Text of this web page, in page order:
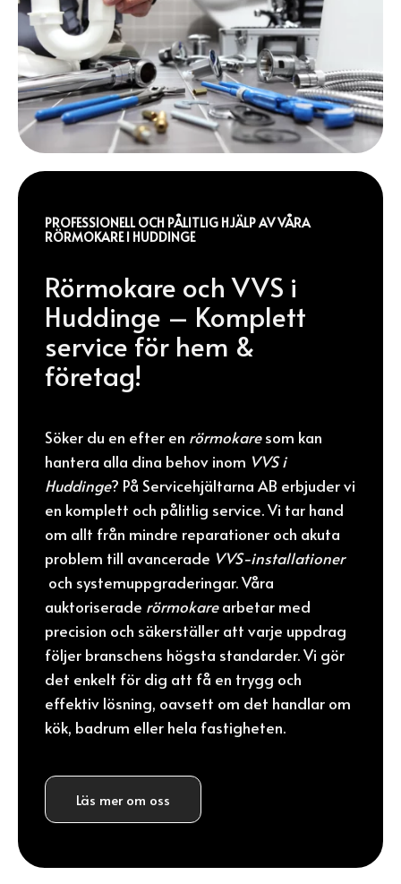
PROFESSIONELL OCH PÅLITLIG HJÄLP AV VÅRA
RÖRMOKARE I HUDDINGE
Rörmokare och VVS i
Huddinge – Komplett
service för hem &
företag!
Söker du en efter en rörmokaresom kan
hantera alla dina behov inom VVS i
Huddinge? På Servicehjältarna AB erbjuder vi
en komplett och pålitlig service. Vi tar hand
om allt från mindre reparationer och akuta
problem till avancerade VVS-installationer
och systemuppgraderingar. Våra
auktoriserade rörmokarearbetar med
precision och säkerställer att varje uppdrag
följer branschens högsta standarder. Vi gör
det enkelt för dig att få en trygg och
effektiv lösning, oavsett om det handlar om
kök, badrum eller hela fastigheten.
Läs mer om oss